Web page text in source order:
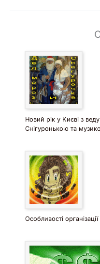
Новий рік у Києві з
Снігуронькою та
Особливості